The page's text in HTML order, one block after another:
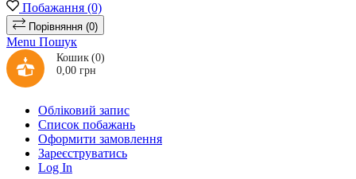
Побажання (0)
Порівняння (0)
Menu Пошук
Кошик (0)
0,00 грн
Обліковий запис
Список побажань
Оформити замовлення
Зареєструватись
Log In